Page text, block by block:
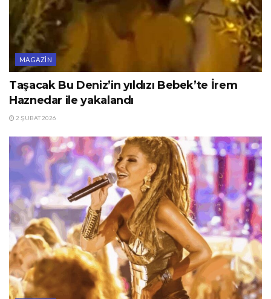
MAGAZIN
Taşacak Bu Deniz’in yıldızı Bebek’te İrem
Haznedar ile yakalandı
2 ŞUBAT 2026